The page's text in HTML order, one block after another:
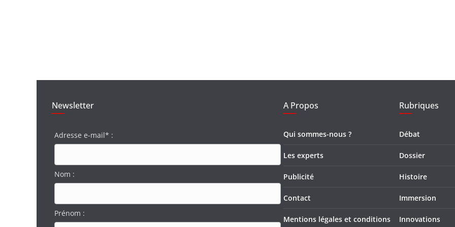
Newsletter
Adresse e-mail* :
Nom :
Prénom :
A Propos
Qui sommes-nous ?
Les experts
Publicité
Contact
Mentions légales et conditions
Rubriques
Débat
Dossier
Histoire
Immersion
Innovations